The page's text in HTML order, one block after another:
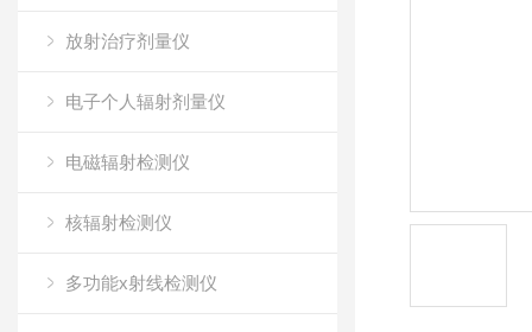
放射治疗剂量仪
电子个人辐射剂量仪
电磁辐射检测仪
核辐射检测仪
多功能x射线检测仪